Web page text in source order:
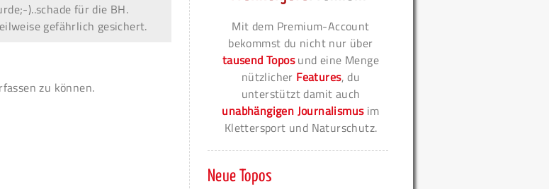
)..schade für die BH.
gefährlich gesichert.
zu können.
Mit dem Premium-Account
bekommst du nicht nur über
tausend Toposund eine Menge
nützlicher Features, du
unterstützt damit auch
unabhängigen Journalismusim
Klettersport und Naturschutz.
Neue Topos